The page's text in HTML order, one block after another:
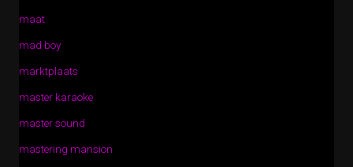
maat
mad boy
marktplaats
master karaoke
master sound
mastering mansion